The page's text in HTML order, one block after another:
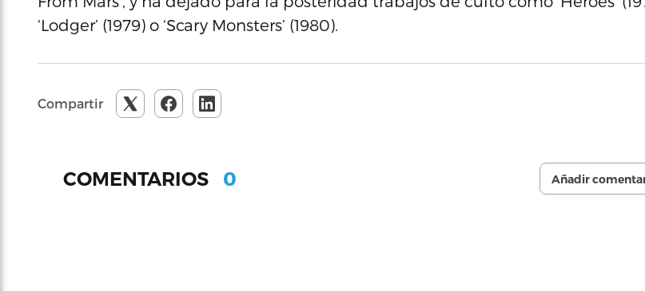
‘Lodger’ (1979) o ‘Scary Monsters’ (1980).
Compartir
COMENTARIOS 0 Añadir